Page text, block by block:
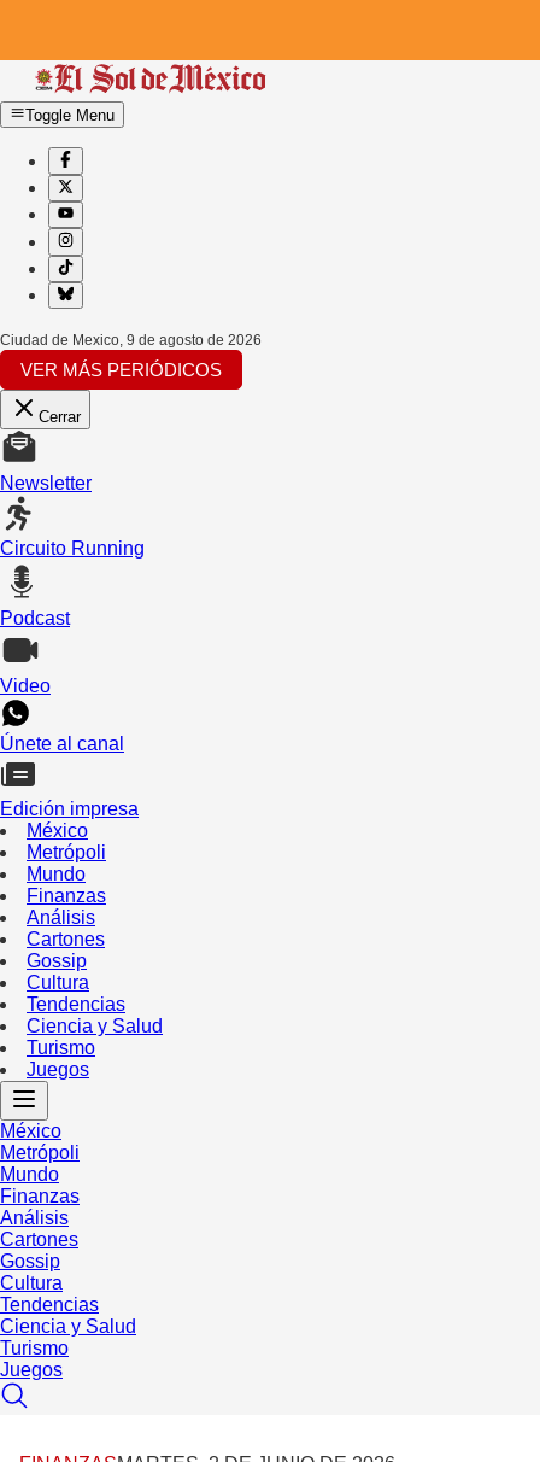
Toggle Menu
Ciudad de Mexico, 9 de agosto de 2026
VER MÁS PERIÓDICOS
Cerrar
Newsletter
Circuito Running
Podcast
Video
Únete al canal
Edición impresa
México
Metrópoli
Mundo
Finanzas
Análisis
Cartones
Gossip
Cultura
Tendencias
Ciencia y Salud
Turismo
Juegos
México
Metrópoli
Mundo
Finanzas
Análisis
Cartones
Gossip
Cultura
Tendencias
Ciencia y Salud
Turismo
Juegos